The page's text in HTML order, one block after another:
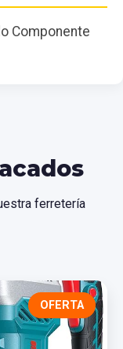
Componente
ferretería
OFERTA